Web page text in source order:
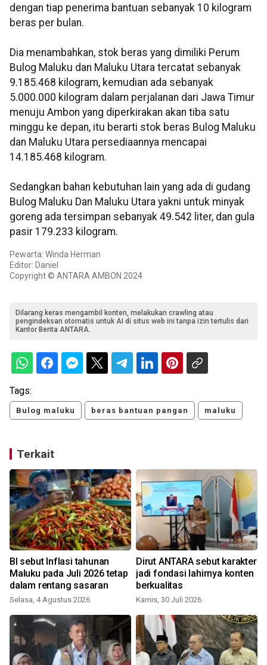
dengan tiap penerima bantuan sebanyak 10 kilogram
beras per bulan.
Dia menambahkan, stok beras yang dimiliki Perum
Bulog Maluku dan Maluku Utara tercatat sebanyak
9.185.468 kilogram, kemudian ada sebanyak
5.000.000 kilogram dalam perjalanan dari Jawa Timur
menuju Ambon yang diperkirakan akan tiba satu
minggu ke depan, itu berarti stok beras Bulog Maluku
dan Maluku Utara persediaannya mencapai
14.185.468 kilogram.
Sedangkan bahan kebutuhan lain yang ada di gudang
Bulog Maluku Dan Maluku Utara yakni untuk minyak
goreng ada tersimpan sebanyak 49.542 liter, dan gula
pasir 179.233 kilogram.
Pewarta: Winda Herman
Editor: Daniel
Copyright © ANTARA AMBON 2024
Dilarang keras mengambil konten, melakukan crawling atau
pengindeksan otomatis untuk AI di situs web ini tanpa izin tertulis dari
Kantor Berita ANTARA.
Tags:
Bulog maluku beras bantuan pangan maluku
Terkait
BI sebut Inflasi tahunan
Maluku pada Juli 2026 tetap
dalam rentang sasaran
Selasa, 4 Agustus 2026
Dirut ANTARA sebut karakter
jadi fondasi lahirnya konten
berkualitas
Kamis, 30 Juli 2026